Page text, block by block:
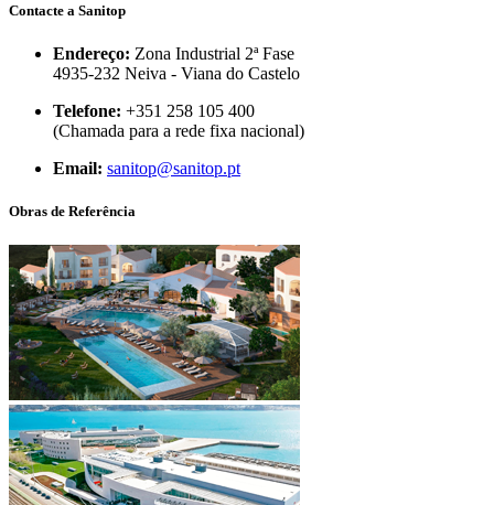
Contacte a Sanitop
Endereço: Zona Industrial 2ª Fase
4935-232 Neiva - Viana do Castelo
Telefone: +351 258 105 400
(Chamada para a rede fixa nacional)
Email: sanitop@sanitop.pt
Obras de Referência